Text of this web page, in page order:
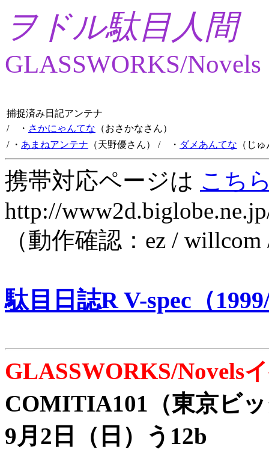
ヲドル駄目人間
GLASSWORKS/Novels
捕捉済み日記アンテナ
/ ・ さかにゃんてな （おさかなさん）
/ ・ あまねアンテナ （天野優さん） / ・ ダメあんてな （じ
携帯対応ページは こち
http://
（動作確認：ez /
駄目日誌R V-spec（
GLASSWORKS/Novels
COMITIA101（東京ビ
9月2日（日）う12b